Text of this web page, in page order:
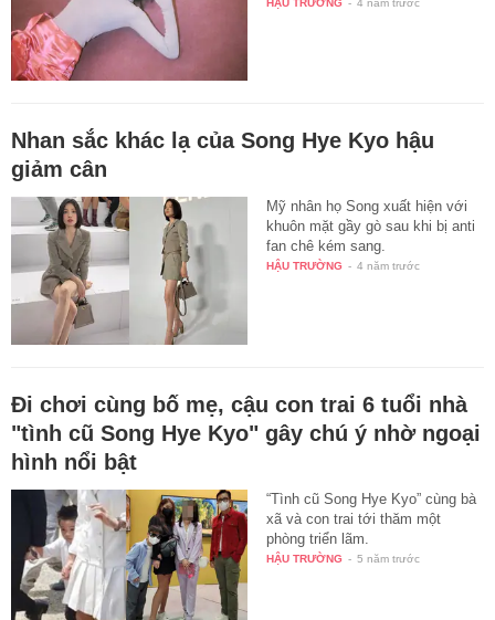
Nhan sắc khác lạ của Song Hye Kyo hậu
giảm cân
Mỹ nhân họ Song xuất hiện với
khuôn mặt gầy gò sau khi bị anti
fan chê kém sang.
HẬU TRƯỜNG - 4 năm trước
Đi chơi cùng bố mẹ, cậu con trai 6 tuổi nhà
"tình cũ Song Hye Kyo" gây chú ý nhờ ngoại
hình nổi bật
“Tình cũ Song Hye Kyo” cùng bà
xã và con trai tới thăm một
phòng triển lãm.
HẬU TRƯỜNG - 5 năm trước